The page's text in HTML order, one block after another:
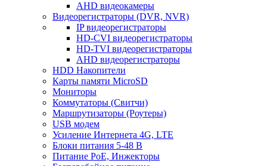
AHD видеокамеры
Видеорегистраторы (DVR, NVR)
IP видеорегистраторы
HD-CVI видеорегистраторы
HD-TVI видеорегистраторы
AHD видеорегистраторы
HDD Накопители
Карты памяти MicroSD
Мониторы
Коммутаторы (Свитчи)
Маршрутизаторы (Роутеры)
USB модем
Усиление Интернета 4G, LTE
Блоки питания 5-48 В
Питание PoE, Инжекторы